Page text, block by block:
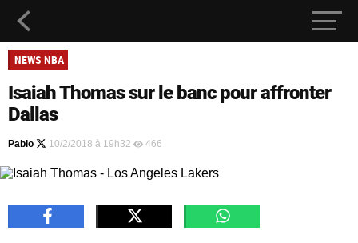
NEWS NBA
Isaiah Thomas sur le banc pour affronter
Dallas
Pablo 10/2/2018 à 19h32 466